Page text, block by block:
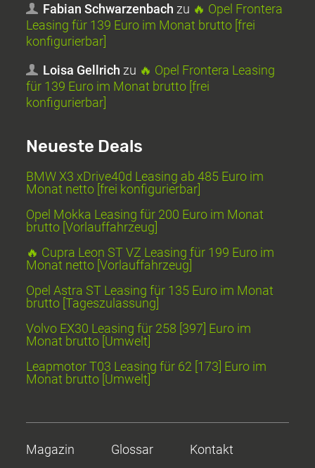
Fabian Schwarzenbach zu 🔥 Opel Frontera
Leasing für 139 Euro im Monat brutto [frei
konfigurierbar]
Loisa Gellrich zu 🔥 Opel Frontera Leasing
für 139 Euro im Monat brutto [frei
konfigurierbar]
Neueste Deals
BMW X3 xDrive40d Leasing ab 485 Euro im
Monat netto [frei konfigurierbar]
Opel Mokka Leasing für 200 Euro im Monat
brutto [Vorlauffahrzeug]
🔥 Cupra Leon ST VZ Leasing für 199 Euro im
Monat netto [Vorlauffahrzeug]
Opel Astra ST Leasing für 135 Euro im Monat
brutto [Tageszulassung]
Volvo EX30 Leasing für 258 [397] Euro im
Monat brutto [Umwelt]
Leapmotor T03 Leasing für 62 [173] Euro im
Monat brutto [Umwelt]
Magazin Glossar Kontakt